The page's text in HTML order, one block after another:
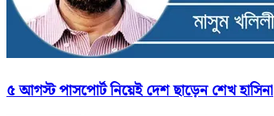
৫ আগস্ট পাসপোর্ট নিয়েই দেশ ছাড়েন শেখ হাসিনা